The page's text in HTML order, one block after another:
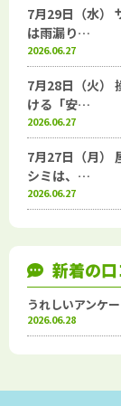
7月29日（水）
は雨漏り…
2026.06.27
7月28日（火）
ける「安…
2026.06.27
7月27日（月）
シミは、…
2026.06.27
新着の口
うれしいアンケ
2026.06.28